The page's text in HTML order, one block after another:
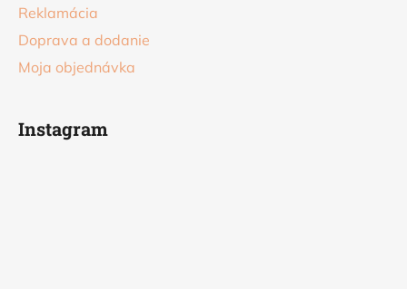
Reklamácia
Doprava a dodanie
Moja objednávka
Instagram